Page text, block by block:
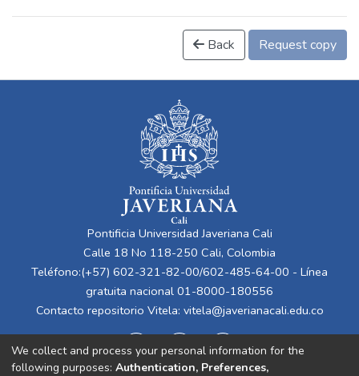
Back Request copy
Pontificia Universidad Javeriana Cali
Calle 18 No 118-250 Cali, Colombia
Teléfono:(+57) 602-321-82-00/602-485-64-00 - Línea
gratuita nacional 01-8000-180556
Contacto repositorio Vitela: vitela@javerianacali.edu.co
We collect and process your personal information for the
following purposes: Authentication, Preferences,